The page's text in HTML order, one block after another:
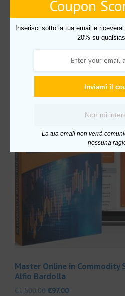
Trading Pro Academy
Prodotti
Master Online in Commodity
Alfio Bardolla
€1,500.00 Il
€97.00Il
Coupon
Inserisci sotto la tua email e
20% su
Inviami il
Non mi
La tua email non verrà
nessuna